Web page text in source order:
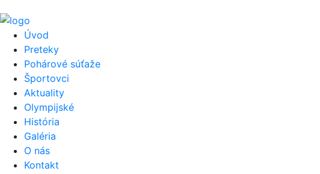
Úvod
Preteky
Pohárové súťaže
Športovci
Aktuality
Olympijské
História
Galéria
O nás
Kontakt